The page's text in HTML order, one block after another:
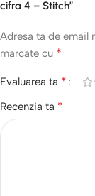
cifra 4 – Stitch”
Adresa ta de email
marcate cu *
Evaluarea ta *
Recenzia ta *